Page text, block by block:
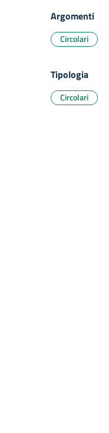
Argomenti
Circolari
Tipologia
Circolari